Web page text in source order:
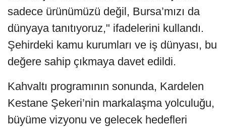
sadece ürünümüzü değil, Bursa’mızı da
dünyaya tanıtıyoruz," ifadelerini kullandı.
Şehirdeki kamu kurumları ve iş dünyası, bu
değere sahip çıkmaya davet edildi.
Kahvaltı programının sonunda, Kardelen
Kestane Şekeri’nin markalaşma yolculuğu,
büyüme vizyonu ve gelecek hedefleri